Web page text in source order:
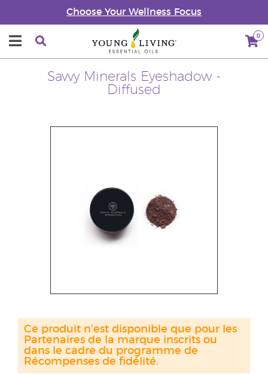
Choose Your Wellness Focus
0
Savvy Minerals Eyeshadow -
Diffused
Ce produit n'est disponible que pour les
Partenaires de la marque inscrits ou
dans le cadre du programme de
Récompenses de fidélité.